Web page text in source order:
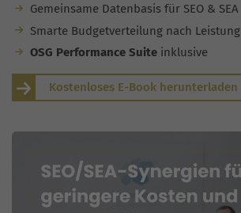
Gemeinsame Datenbasis für SEO & SEA
Smarte Budgetverteilung nach Leistung
OSG Performance Suiteinklusive
Kostenloses E-Book herunterladen